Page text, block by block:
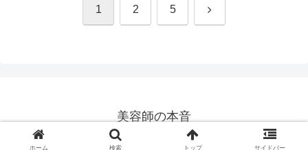
1 2 5 次
美容師の本音
© 2025 美容師の本音.
ホーム 検索 トップ サイドバー